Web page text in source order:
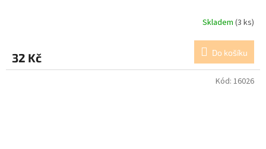
Skladem (3 ks)
32 Kč Do košíku
Kód: 16026